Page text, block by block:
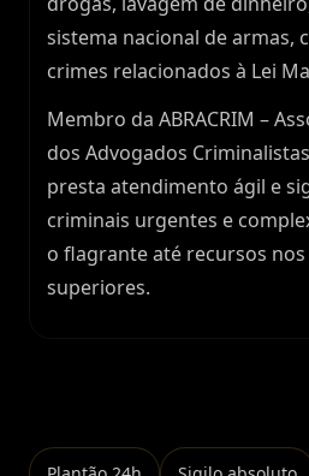
sistema nacional de armas,
crimes relacionados à Lei
Membro da ABRACRIM –
dos Advogados
presta atendimento ágil e
criminais urgentes e
o flagrante até recursos
superiores.